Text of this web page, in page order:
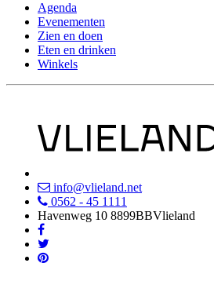
Agenda
Evenementen
Zien en doen
Eten en drinken
Winkels
info@vlieland.net
0562 - 45 1111
Havenweg 10 8899BBVlieland